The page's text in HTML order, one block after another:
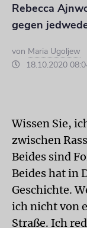
Rebecca
gegen
von Maria Ugoljew
18.10.2020
Wissen Sie,
zwischen
Beides sind
Beides hat in
Geschichte.
ich nicht von
Straße. Ich